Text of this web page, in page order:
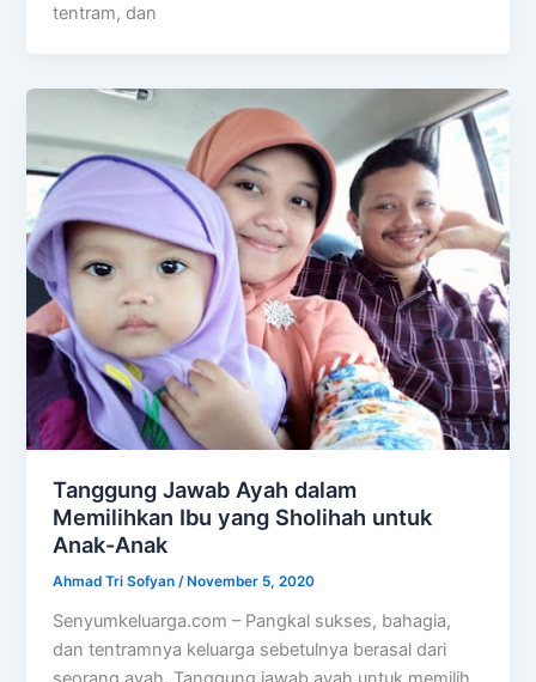
tentram, dan
Tanggung Jawab Ayah dalam
Memilihkan Ibu yang Sholihah untuk
Anak-Anak
Ahmad Tri Sofyan/ November 5, 2020
Senyumkeluarga.com – Pangkal sukses, bahagia,
dan tentramnya keluarga sebetulnya berasal dari